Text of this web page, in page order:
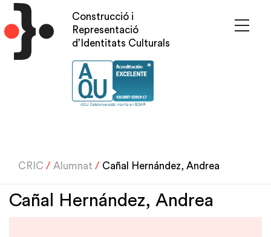
Vés
al
contingut
Construcció i
Representació
d’Identitats Culturals
CRIC / Alumnat / Cañal Hernández, Andrea
Cañal Hernández, Andrea